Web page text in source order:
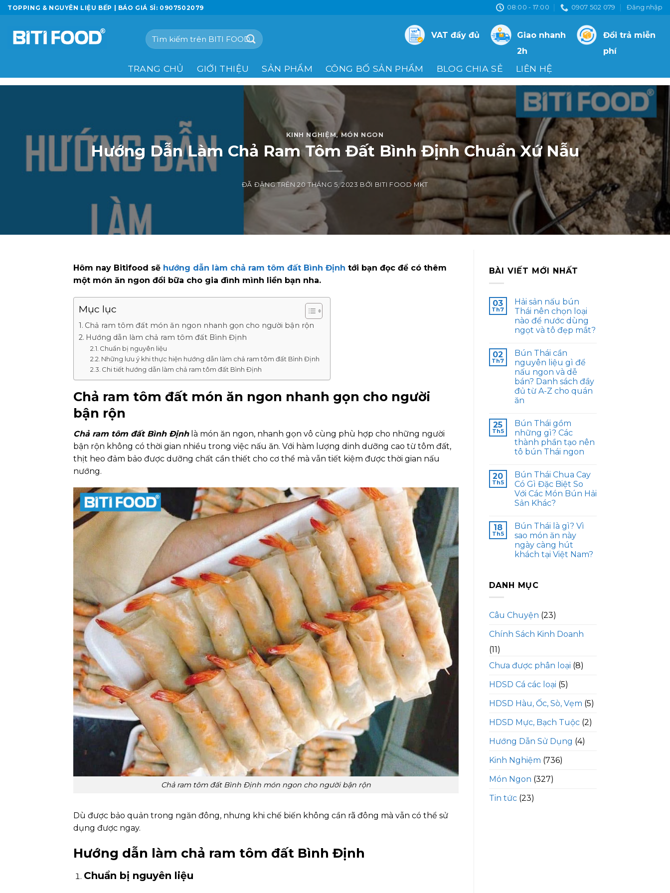
Chuyển
đến
dung
TOPPING & NGUYÊN LIỆU BẾP | BÁO GIÁ SỈ: 0907502079 08:00 - 17:00 0907 502 079 Đăng nhập
Tìm
kiếm:
VAT đầy đủ
Giao nhanh
2h
Đổi trả miễn
phí
TRANG CHỦ GIỚI THIỆU SẢN PHẨM CÔNG BỐ SẢN PHẨM BLOG CHIA SẺ LIÊN HỆ
KINH NGHIỆM,MÓN NGON
Hướng Dẫn Làm Chả Ram Tôm Đất Bình Định Chuẩn Xứ Nẫu
ĐÃ ĐĂNG TRÊN20 THÁNG 5, 2023 BỞI BITI FOOD MKT
Hôm nay Bitifood sẽ hướng dẫn làm chả ram tôm đất Bình Định tới bạn đọc để có thêm
một món ăn ngon đổi bữa cho gia đình mình liền bạn nha.
Mục lục
Chả ram tôm đất món ăn ngon nhanh gọn cho người bận rộn
Hướng dẫn làm chả ram tôm đất Bình Định
Chuẩn bị nguyên liệu
Những lưu ý khi thực hiện hướng dẫn làm chả ram tôm đất Bình Định
Chi tiết hướng dẫn làm chả ram tôm đất Bình Định
Chả ram tôm đất món ăn ngon nhanh gọn cho người
bận rộn
Chả ram tôm đất Bình Địnhlà món ăn ngon, nhanh gọn vô cùng phù hợp cho những người
bận rộn không có thời gian nhiều trong việc nấu ăn. Với hàm lượng dinh dưỡng cao từ tôm đất,
thịt heo đảm bảo được dưỡng chất cần thiết cho cơ thể mà vẫn tiết kiệm được thời gian nấu
nướng.
Chả ram tôm đất Bình Định món ngon cho người bận rộn
Dù được bảo quản trong ngăn đông, nhưng khi chế biến không cần rã đông mà vẫn có thể sử
dụng được ngay.
Hướng dẫn làm chả ram tôm đất Bình Định
Chuẩn bị nguyên liệu
BÀI VIẾT MỚI NHẤT
03
Th7
Hải sản nấu bún
Thái nên chọn loại
nào để nước dùng
ngọt và tô đẹp mắt?
02
Th7
Bún Thái cần
nguyên liệu gì để
nấu ngon và dễ
bán? Danh sách đầy
đủ từ A-Z cho quán
ăn
25
Th5
Bún Thái gồm
những gì? Các
thành phần tạo nên
tô bún Thái ngon
20
Th5
Bún Thái Chua Cay
Có Gì Đặc Biệt So
Với Các Món Bún Hải
Sản Khác?
18
Th5
Bún Thái là gì? Vì
sao món ăn này
ngày càng hút
khách tại Việt Nam?
DANH MỤC
Câu Chuyện (23)
Chính Sách Kinh Doanh
(11)
Chưa được phân loại (8)
HDSD Cá các loại (5)
HDSD Hàu, Ốc, Sò, Vẹm (5)
HDSD Mực, Bạch Tuộc(2)
Hướng Dẫn Sử Dụng (4)
Kinh Nghiệm (736)
Món Ngon (327)
Tin tức(23)